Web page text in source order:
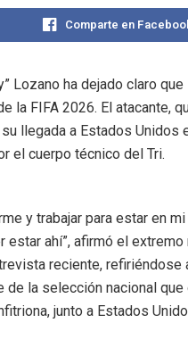
Comparte en
Lozano ha dejado claro
la FIFA 2026. El atacante,
llegada a Estados
el cuerpo técnico del Tri.
y trabajar para estar en
estar ahí”, afirmó el extremo
reciente, refiriéndose
de la selección nacional que
junto a Estados